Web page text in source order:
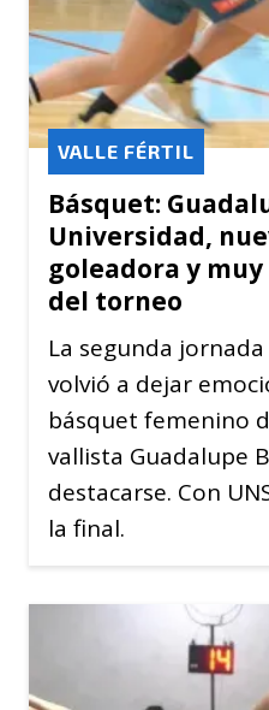
Básquet:
Universidad,
goleadora y
del torneo
VALLE FÉRTIL
La segunda
volvió a dejar
básquet femenino
vallista Guadalupe
destacarse. Con
la final.